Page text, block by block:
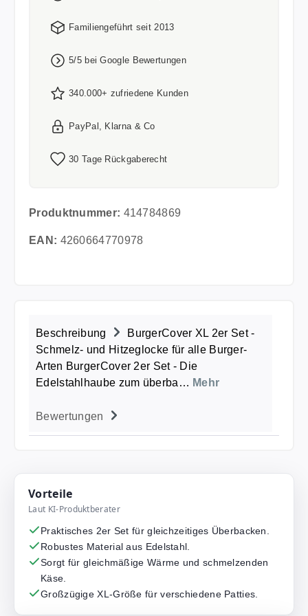
Familiengeführt seit 2013
5/5 bei Google Bewertungen
340.000+ zufriedene Kunden
PayPal, Klarna & Co
30 Tage Rückgaberecht
Produktnummer: 414784869
EAN: 4260664770978
Beschreibung
BurgerCover XL 2er Set -
Schmelz- und Hitzeglocke für alle Burger-
Arten BurgerCover 2er Set - Die
Edelstahlhaube zum überba… Mehr
Bewertungen
Vorteile
Laut KI-Produktberater
Praktisches 2er Set für gleichzeitiges Überbacken.
Robustes Material aus Edelstahl.
Sorgt für gleichmäßige Wärme und schmelzenden
Käse.
Großzügige XL-Größe für verschiedene Patties.